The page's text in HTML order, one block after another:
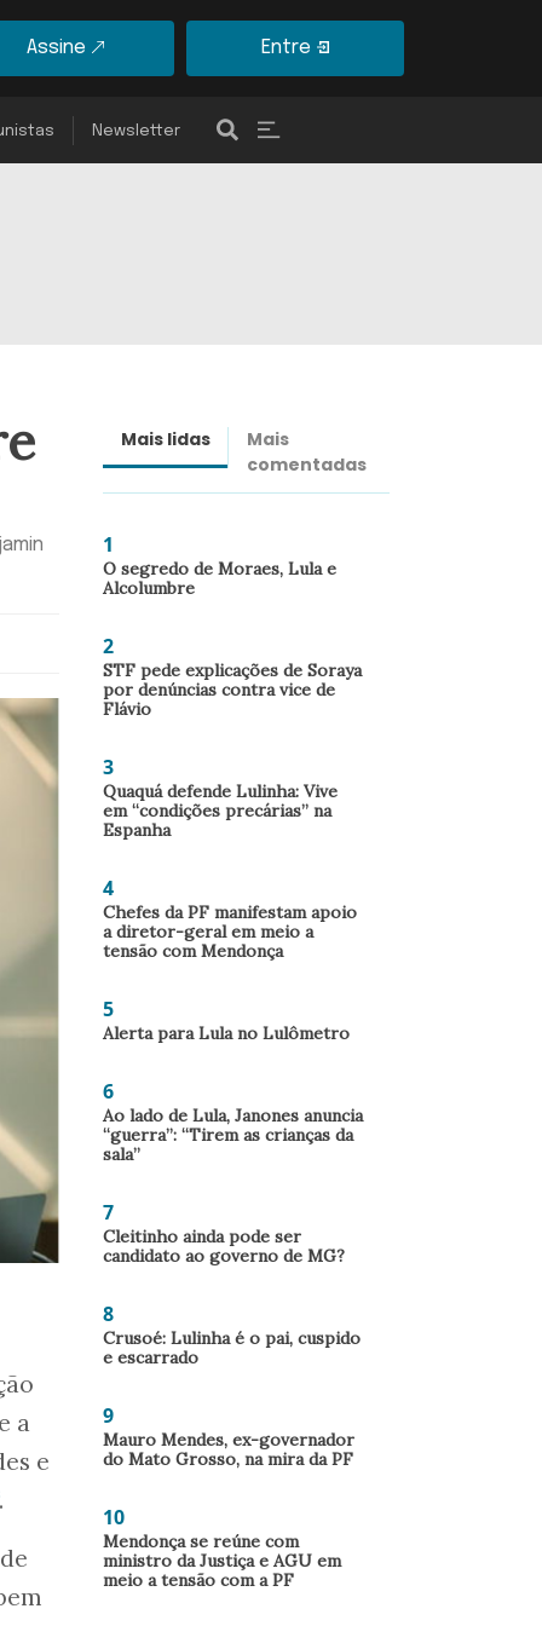
Assine Entre
Newsletter
a
e
.
Mais lidas
Mais
comentadas
1
O segredo de Moraes, Lula e
Alcolumbre
2
STF pede explicações de Soraya
por denúncias contra vice de
Flávio
3
Quaquá defende Lulinha: Vive
em “condições precárias” na
Espanha
4
Chefes da PF manifestam apoio
a diretor-geral em meio a
tensão com Mendonça
5
Alerta para Lula no Lulômetro
6
Ao lado de Lula, Janones anuncia
“guerra”: “Tirem as crianças da
sala”
7
Cleitinho ainda pode ser
candidato ao governo de MG?
8
Crusoé: Lulinha é o pai, cuspido
e escarrado
9
Mauro Mendes, ex-governador
do Mato Grosso, na mira da PF
10
Mendonça se reúne com
ministro da Justiça e AGU em
meio a tensão com a PF